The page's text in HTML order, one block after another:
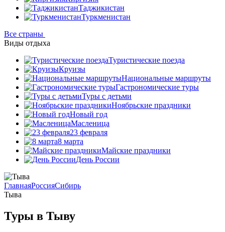
Таджикистан
Туркменистан
Все страны
Виды отдыха
Туристические поезда
Круизы
Национальные маршруты
Гастрономические туры
Туры с детьми
Ноябрьские праздники
Новый год
Масленица
23 февраля
8 марта
Майские праздники
День России
ГлавнаяРоссияСибирь
Тыва
Туры в Тыву